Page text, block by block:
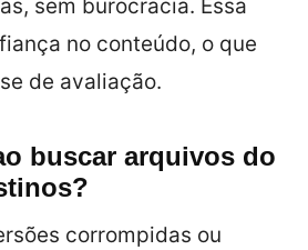
sem burocracia. Essa
no conteúdo, o que
de avaliação.
buscar arquivos do
corrompidas ou